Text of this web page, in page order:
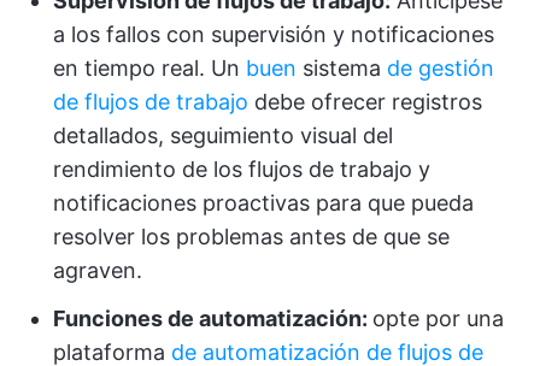
a los fallos con supervisión y notificaciones
en tiempo real. Un buen sistema de gestión
de flujos de trabajo debe ofrecer registros
detallados, seguimiento visual del
rendimiento de los flujos de trabajo y
notificaciones proactivas para que pueda
resolver los problemas antes de que se
agraven.
Funciones de automatización: opte por una
plataforma de automatización de flujos de